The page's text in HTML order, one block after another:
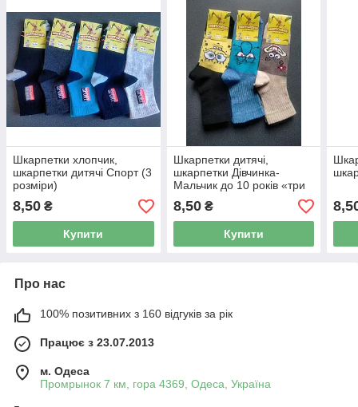
Шкарпетки хлопчик,
шкарпетки дитячі Спорт (3
розміри)
8,50 ₴
Купити
Шкарпетки дитячі,
шкарпетки Дівчинка-
Мальчик до 10 років «три
8,50₴
Купити
Про нас
100% позитивних з 160 відгуків за рік
Працює з 23.07.2013
м. Одеса
Промрынок 7 км, гора 4369, Одеса, Україна